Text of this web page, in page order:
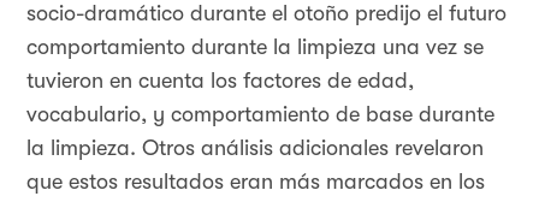
socio-dramático durante el otoño predijo el futuro
comportamiento durante la limpieza una vez se
tuvieron en cuenta los factores de edad,
vocabulario, y comportamiento de base durante
la limpieza. Otros análisis adicionales revelaron
que estos resultados eran más marcados en los